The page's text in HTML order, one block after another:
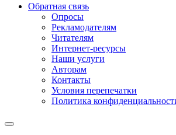
Обратная связь
Опросы
Рекламодателям
Читателям
Интернет-ресурсы
Наши услуги
Авторам
Контакты
Условия перепечатки
Политика